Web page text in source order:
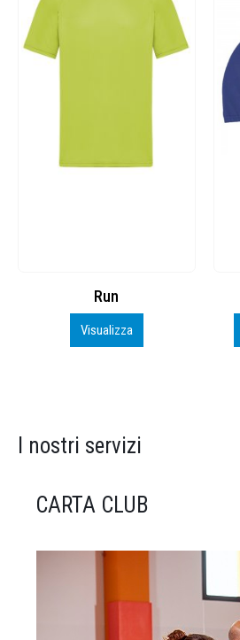
Cuffia Poliestere
Inizia a Personalizzare
I nostri servizi
CARTA CLUB